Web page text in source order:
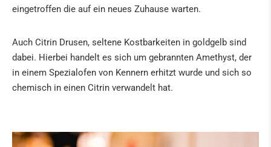
eingetroffen die auf ein neues Zuhause warten.
Auch Citrin Drusen, seltene Kostbarkeiten in goldgelb sind
dabei. Hierbei handelt es sich um gebrannten Amethyst, der
in einem Spezialofen von Kennern erhitzt wurde und sich so
chemisch in einen Citrin verwandelt hat.